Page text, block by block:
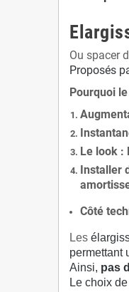
Ou spacer
Proposés
Pourquoi
Le look :
Installer
Côté
Les
permettant
Ainsi, pas
Le choix